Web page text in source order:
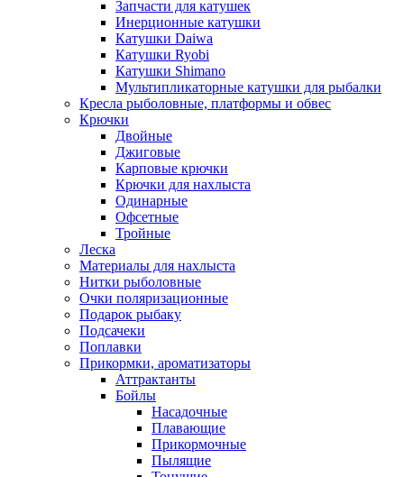
Запчасти для катушек
Инерционные катушки
Катушки Daiwa
Катушки Ryobi
Катушки Shimano
Мультипликаторные катушки для рыбалки
Кресла рыболовные, платформы и обвес
Крючки
Двойные
Джиговые
Карповые крючки
Крючки для нахлыста
Одинарные
Офсетные
Тройные
Леска
Материалы для нахлыста
Нитки рыболовные
Очки поляризационные
Подарок рыбаку
Подсачеки
Поплавки
Прикормки, ароматизаторы
Аттрактанты
Бойлы
Насадочные
Плавающие
Прикормочные
Пылящие